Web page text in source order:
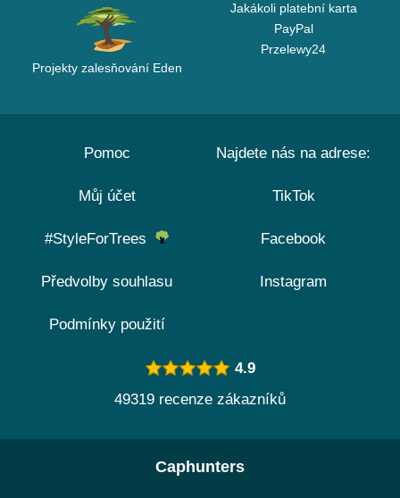
Projekty zalesňování Eden
Jakákoli platební karta
PayPal
Przelewy24
Pomoc
Můj účet
#StyleForTrees
Předvolby souhlasu
Podmínky použití
Najdete nás na adrese:
TikTok
Facebook
Instagram
4.9
49319 recenze zákazníků
Caphunters